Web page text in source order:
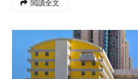
閲讀全文